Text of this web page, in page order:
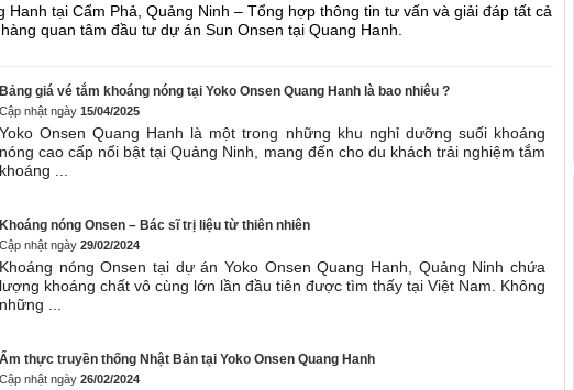
Hanh tại Cẩm Phả, Quảng Ninh – Tổng hợp thông tin tư vấn và giải đáp tất cả
quan tâm đầu tư dự án Sun Onsen tại Quang Hanh.
Bảng giá vé tắm khoáng nóng tại Yoko Onsen Quang Hanh là bao nhiêu ?
Cập nhật ngày 15/04/2025
Yoko Onsen Quang Hanh là một trong những khu nghỉ dưỡng suối khoáng
nóng cao cấp nổi bật tại Quảng Ninh, mang đến cho du khách trải nghiệm tắm
khoáng ...
Khoáng nóng Onsen – Bác sĩ trị liệu từ thiên nhiên
Cập nhật ngày 29/02/2024
Khoáng nóng Onsen tại dự án Yoko Onsen Quang Hanh, Quảng Ninh chứa
lượng khoáng chất vô cùng lớn lần đầu tiên được tìm thấy tại Việt Nam. Không
những ...
Ẩm thực truyền thống Nhật Bản tại Yoko Onsen Quang Hanh
Cập nhật ngày 26/02/2024